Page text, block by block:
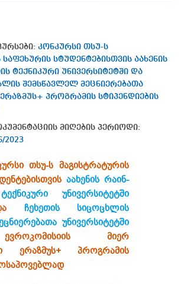
კონკურსი თსუ-ს
სტუდენტებისთვის აახენის
ტექნიკური უნივერსიტეტში და
შემსწავლელ მეცნიერებათა
პროგრამის სტიპენდიების
მიღების პერიოდი:
2023
თსუ-ს მაგისტრატურის
აახენის რაინ-
უნივერსიტეტში
და ჩეხეთის სიცოცხლის
უნივერსიტეტში
მიერ
ერაზმუს+ პროგრამის